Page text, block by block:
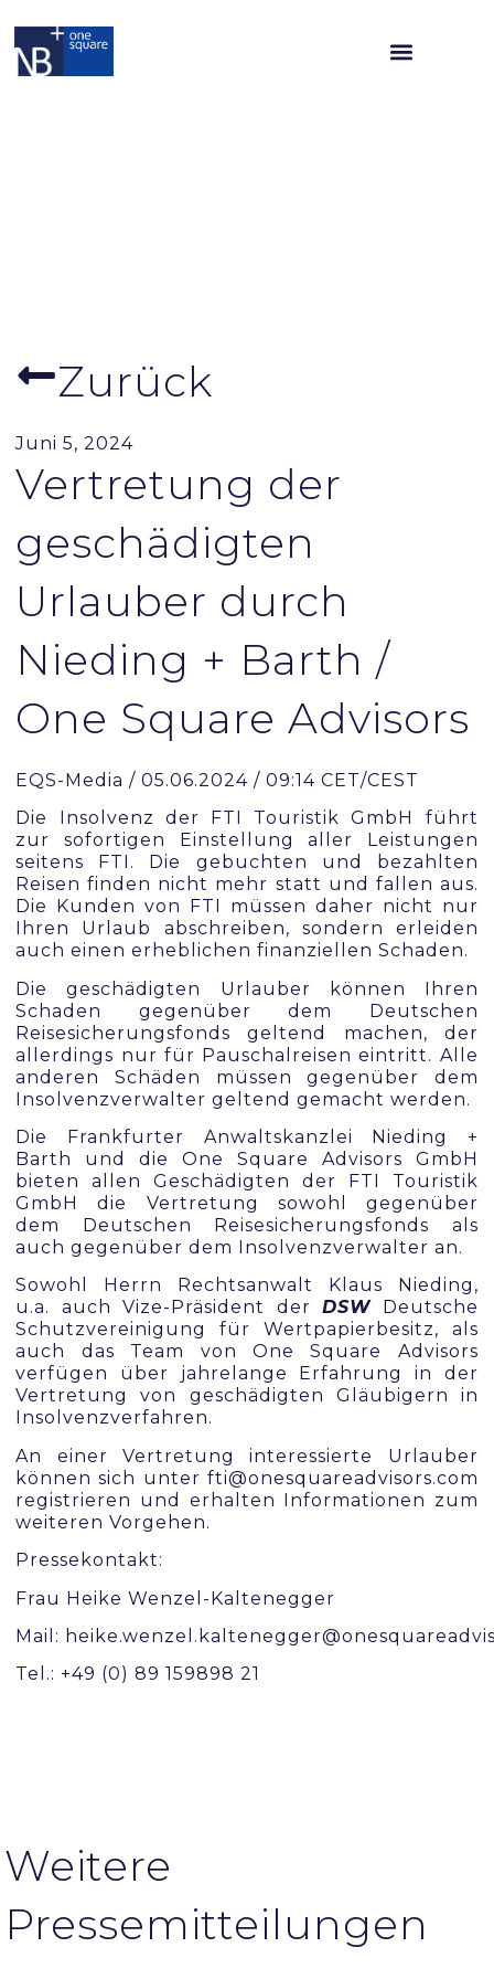
Zurück
Juni 5, 2024
Vertretung der
geschädigten
Urlauber durch
Nieding + Barth /
One Square Advisors
EQS-Media / 05.06.2024 / 09:14 CET/CEST
Die Insolvenz der FTI Touristik GmbH führt
zur sofortigen Einstellung aller Leistungen
seitens FTI. Die gebuchten und bezahlten
Reisen finden nicht mehr statt und fallen aus.
Die Kunden von FTI müssen daher nicht nur
Ihren Urlaub abschreiben, sondern erleiden
auch einen erheblichen finanziellen Schaden.
Die geschädigten Urlauber können Ihren
Schaden gegenüber dem Deutschen
Reisesicherungsfonds geltend machen, der
allerdings nur für Pauschalreisen eintritt. Alle
anderen Schäden müssen gegenüber dem
Insolvenzverwalter geltend gemacht werden.
Die Frankfurter Anwaltskanzlei Nieding +
Barth und die One Square Advisors GmbH
bieten allen Geschädigten der FTI Touristik
GmbH die Vertretung sowohl gegenüber
dem Deutschen Reisesicherungsfonds als
auch gegenüber dem Insolvenzverwalter an.
Sowohl Herrn Rechtsanwalt Klaus Nieding,
u.a. auch Vize-Präsident derDSWDeutsche
Schutzvereinigung für Wertpapierbesitz, als
auch das Team von One Square Advisors
verfügen über jahrelange Erfahrung in der
Vertretung von geschädigten Gläubigern in
Insolvenzverfahren.
An einer Vertretung interessierte Urlauber
können sich unter fti@onesquareadvisors.com
registrieren und erhalten Informationen zum
weiteren Vorgehen.
Pressekontakt:
Frau Heike Wenzel-Kaltenegger
Mail:
Tel.: +49 (0) 89 159898 21
Weitere
Pressemitteilungen